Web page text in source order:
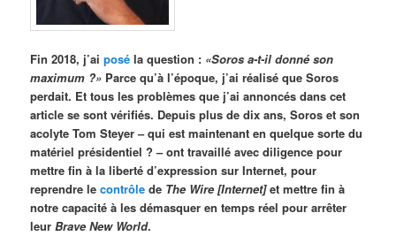
Fin 2018, j’aiposé la question : «Soros a-t-il donné son
maximum ?» Parce qu’à l’époque, j’ai réalisé que Soros
perdait. Et tous les problèmes que j’ai annoncés dans cet
article se sont vérifiés. Depuis plus de dix ans, Soros et son
acolyte Tom Steyer – qui est maintenant en quelque sorte du
matériel présidentiel ? – ont travaillé avec diligence pour
mettre fin à la liberté d’expression sur Internet, pour
reprendre lecontrôle de The Wire [Internet]et mettre fin à
notre capacité à les démasquer en temps réel pour arrêter
leurBrave New World.